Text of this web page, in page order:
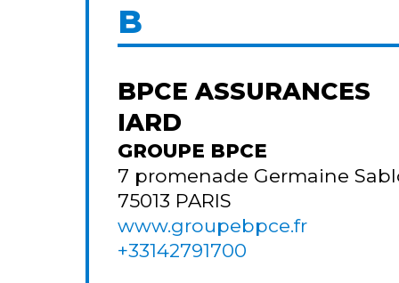
B
BPCE ASSURANCES
IARD
GROUPE BPCE
7 promenade Germaine
75013 PARIS
www.groupebpce.fr
+33142791700